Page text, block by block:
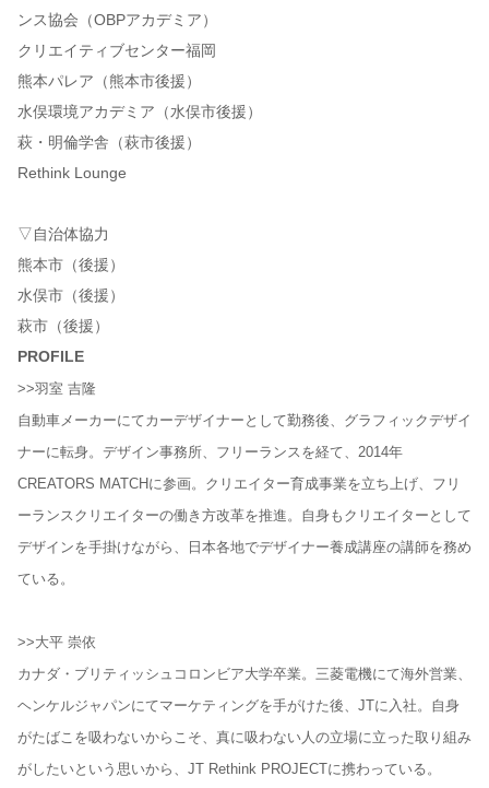
ンス協会（OBPアカデミア）
クリエイティブセンター福岡
熊本パレア（熊本市後援）
水俣環境アカデミア（水俣市後援）
萩・明倫学舎（萩市後援）
Rethink Lounge
▽自治体協力
熊本市（後援）
水俣市（後援）
萩市（後援）
PROFILE
>>羽室 吉隆
自動車メーカーにてカーデザイナーとして勤務後、グラフィックデザイ
ナーに転身。デザイン事務所、フリーランスを経て、2014年
CREATORS MATCHに参画。クリエイター育成事業を立ち上げ、フリ
ーランスクリエイターの働き方改革を推進。自身もクリエイターとして
デザインを手掛けながら、日本各地でデザイナー養成講座の講師を務め
ている。
>>大平 崇依
カナダ・ブリティッシュコロンビア大学卒業。三菱電機にて海外営業、
ヘンケルジャパンにてマーケティングを手がけた後、JTに入社。自身
がたばこを吸わないからこそ、真に吸わない人の立場に立った取り組み
がしたいという思いから、JT Rethink PROJECTに携わっている。